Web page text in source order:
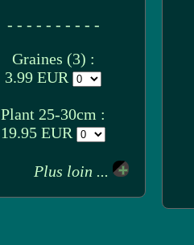
- - - - - - - - - -
Graines (3) :
3.99 EUR
Plant 25-30cm :
19.95 EUR
Plus loin ...